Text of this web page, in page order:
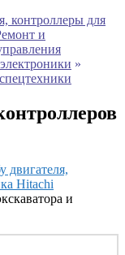
контроллеры для
и
»
и